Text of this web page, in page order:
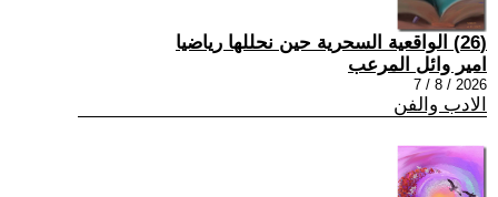
(26) الواقعية السحرية حين نحللها رياضيا
امير وائل المرعب
2026 / 8 / 7
الادب والفن